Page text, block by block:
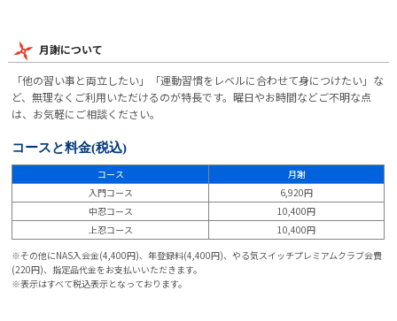
月謝について
「他の習い事と両立したい」「運動習慣をレベルに合わせて身につけたい」な
ど、無理なくご利用いただけるのが特長です。曜日やお時間などご不明な点
は、お気軽にご相談ください。
コースと料金(税込)
コース
月謝
入門コース
6,920円
中忍コース
10,400円
上忍コース
10,400円
※その他にNAS入会金(4,400円)、年登録料(4,400円)、やる気スイッチプレミアムクラブ会費
(220円)、指定品代金をお支払いいただきます。
※表示はすべて税込表示となっております。